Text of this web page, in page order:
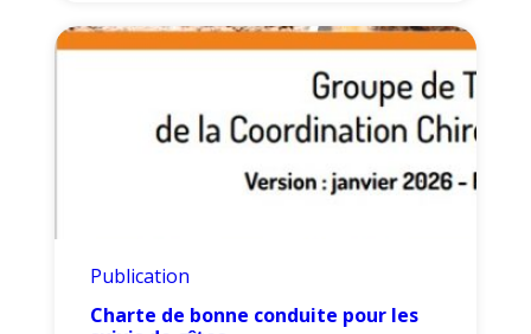
Publication
Charte de bonne conduite pour les